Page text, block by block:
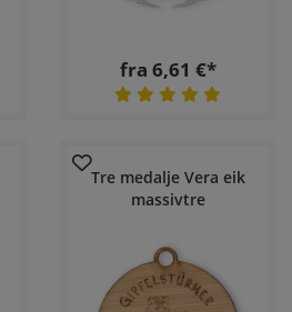
fra 6,61 €*
Tre medalje Vera eik
massivtre